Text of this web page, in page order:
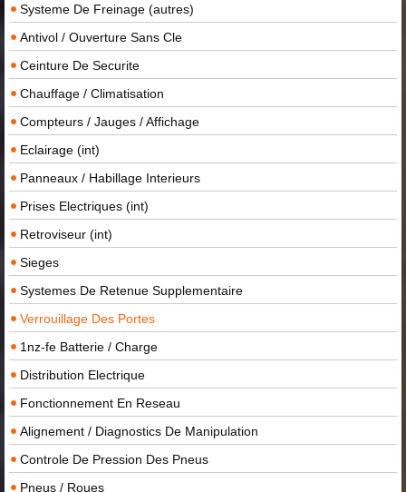
Systeme De Freinage (autres)
Antivol / Ouverture Sans Cle
Ceinture De Securite
Chauffage / Climatisation
Compteurs / Jauges / Affichage
Eclairage (int)
Panneaux / Habillage Interieurs
Prises Electriques (int)
Retroviseur (int)
Sieges
Systemes De Retenue Supplementaire
Verrouillage Des Portes
1nz-fe Batterie / Charge
Distribution Electrique
Fonctionnement En Reseau
Alignement / Diagnostics De Manipulation
Controle De Pression Des Pneus
Pneus / Roues